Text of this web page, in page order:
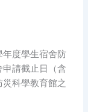
度學生宿舍防
請截止日（含
科學教育館之